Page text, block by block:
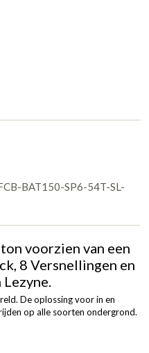
BAT150-SP6-54T-SL-
voorzien van een
8 Versnellingen en
De oplossing voor in en
op alle soorten ondergrond.